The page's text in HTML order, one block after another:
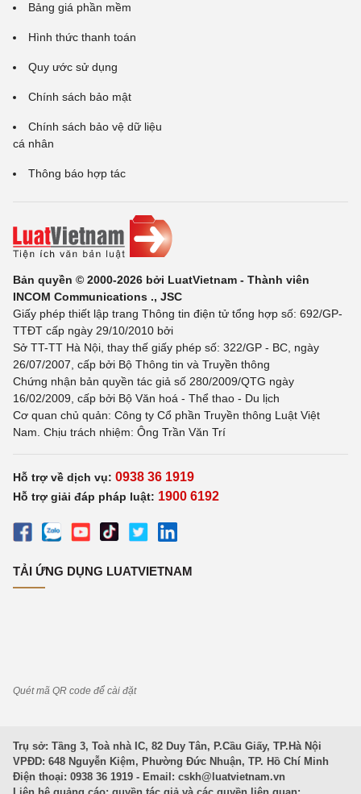
Bảng giá phần mềm
Hình thức thanh toán
Quy ước sử dụng
Chính sách bảo mật
Chính sách bảo vệ dữ liệu
cá nhân
Thông báo hợp tác
Bản quyền © 2000-2026 bởi LuatVietnam - Thành viên
INCOM Communications ., JSC
Giấy phép thiết lập trang Thông tin điện tử tổng hợp số: 692/GP-
TTĐT cấp ngày 29/10/2010 bởi
Sở TT-TT Hà Nội, thay thế giấy phép số: 322/GP - BC, ngày
26/07/2007, cấp bởi Bộ Thông tin và Truyền thông
Chứng nhận bản quyền tác giả số 280/2009/QTG ngày
16/02/2009, cấp bởi Bộ Văn hoá - Thể thao - Du lịch
Cơ quan chủ quản: Công ty Cổ phần Truyền thông Luật Việt
Nam. Chịu trách nhiệm: Ông Trần Văn Trí
Hỗ trợ về dịch vụ: 0938 36 1919
Hỗ trợ giải đáp pháp luật: 1900 6192
TẢI ỨNG DỤNG LUATVIETNAM
Quét mã QR code để cài đặt
Trụ sở: Tầng 3, Toà nhà IC, 82 Duy Tân, P.Cầu Giấy, TP.Hà Nội
VPĐD: 648 Nguyễn Kiệm, Phường Đức Nhuận, TP. Hồ Chí Minh
Điện thoại: 0938 36 1919 - Email: cskh@luatvietnam.vn